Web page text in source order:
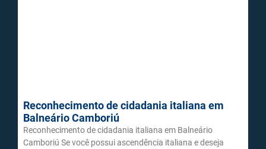
Reconhecimento de cidadania italiana em
Balneário Camboriú
Reconhecimento de cidadania italiana em Balneário
Camboriú Se você possui ascendência italiana e deseja